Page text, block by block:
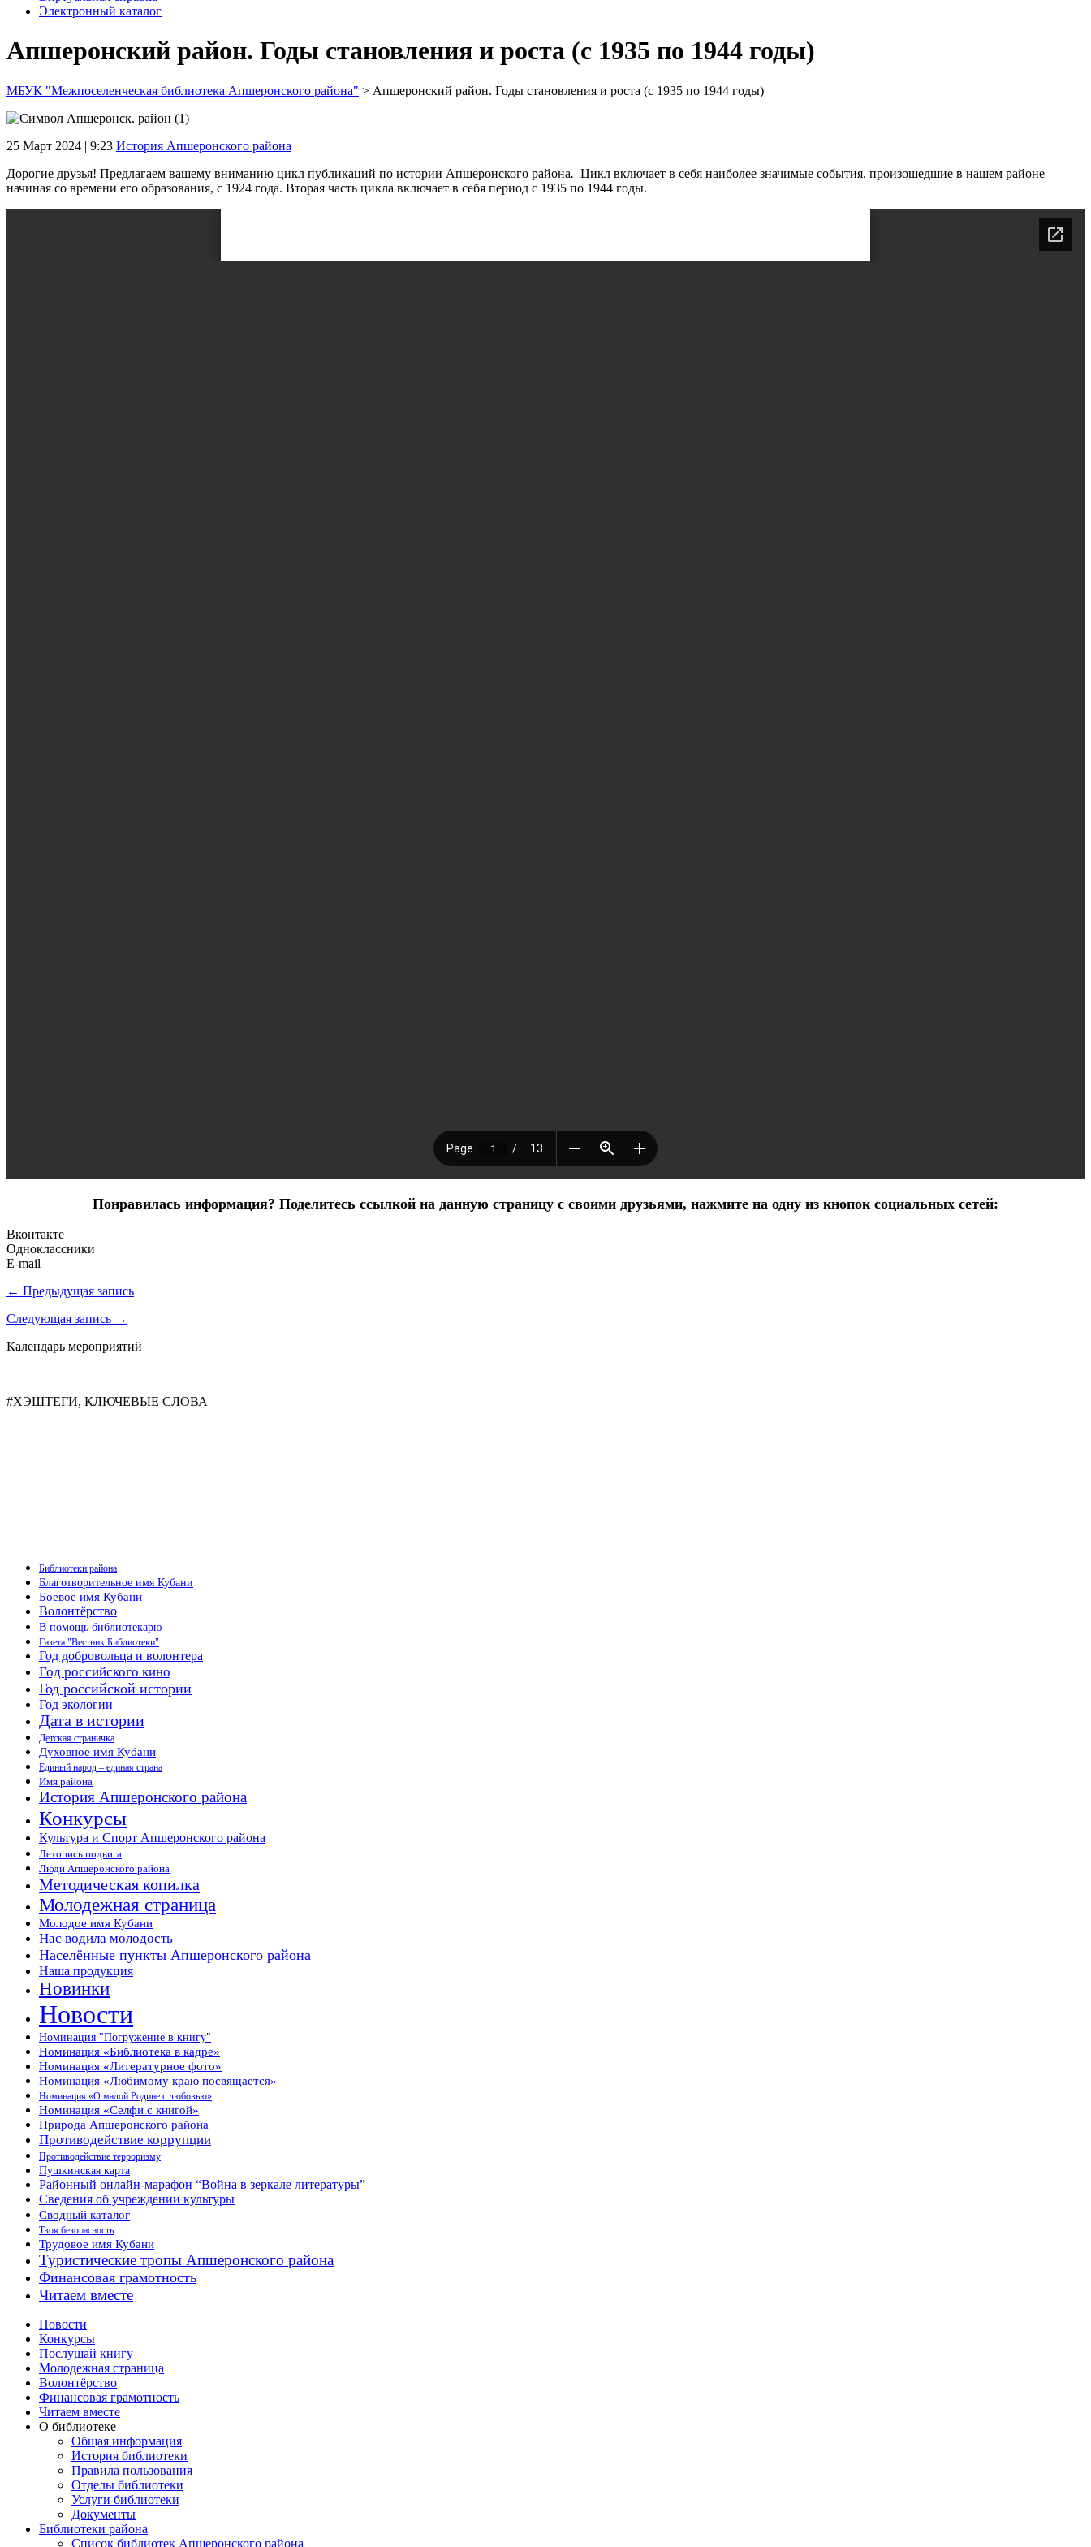
Электронный каталог
Апшеронский район. Годы становления и роста (с 1935 по 1944 годы)
МБУК "Межпоселенческая библиотека Апшеронского района" > Апшеронский район. Годы становления и роста (с 1935 по 1944 годы)
25 Март 2024 | 9:23 История Апшеронского района
Дорогие друзья! Предлагаем вашему вниманию цикл публикаций по истории Апшеронского района. Цикл включает в себя наиболее значимые события, произошедшие в нашем районе
начиная со времени его образования, с 1924 года. Вторая часть цикла включает в себя период с 1935 по 1944 годы.
Понравилась информация? Поделитесь ссылкой на данную страницу с своими друзьями, нажмите на одну из кнопок социальных сетей:
Вконтакте
Одноклассники
E-mail
← Предыдущая запись
Следующая запись →
Календарь мероприятий
#ХЭШТЕГИ, КЛЮЧЕВЫЕ СЛОВА
Библиотеки района
Благотворительное имя Кубани
Боевое имя Кубани
Волонтёрство
В помощь библиотекарю
Газета "Вестник Библиотеки"
Год добровольца и волонтера
Год российского кино
Год российской истории
Год экологии
Дата в истории
Детская страничка
Духовное имя Кубани
Единый народ – единая страна
Имя района
История Апшеронского района
Конкурсы
Культура и Спорт Апшеронского района
Летопись подвига
Люди Апшеронского района
Методическая копилка
Молодежная страница
Молодое имя Кубани
Нас водила молодость
Населённые пункты Апшеронского района
Наша продукция
Новинки
Новости
Номинация "Погружение в книгу"
Номинация «Библиотека в кадре»
Номинация «Литературное фото»
Номинация «Любимому краю посвящается»
Номинация «О малой Родине с любовью»
Номинация «Селфи с книгой»
Природа Апшеронского района
Противодействие коррупции
Противодействие терроризму
Пушкинская карта
Районный онлайн-марафон “Война в зеркале литературы”
Сведения об учреждении культуры
Сводный каталог
Твоя безопасность
Трудовое имя Кубани
Туристические тропы Апшеронского района
Финансовая грамотность
Читаем вместе
Новости
Конкурсы
Послушай книгу
Молодежная страница
Волонтёрство
Финансовая грамотность
Читаем вместе
О библиотеке
Общая информация
История библиотеки
Правила пользования
Отделы библиотеки
Услуги библиотеки
Документы
Библиотеки района
Список библиотек Апшеронского района